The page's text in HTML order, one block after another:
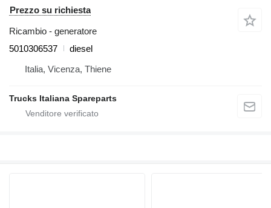
Prezzo su richiesta
Ricambio - generatore
5010306537
diesel
Italia, Vicenza, Thiene
Trucks Italiana Spareparts